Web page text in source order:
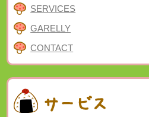
SERVICES
GARELLY
CONTACT